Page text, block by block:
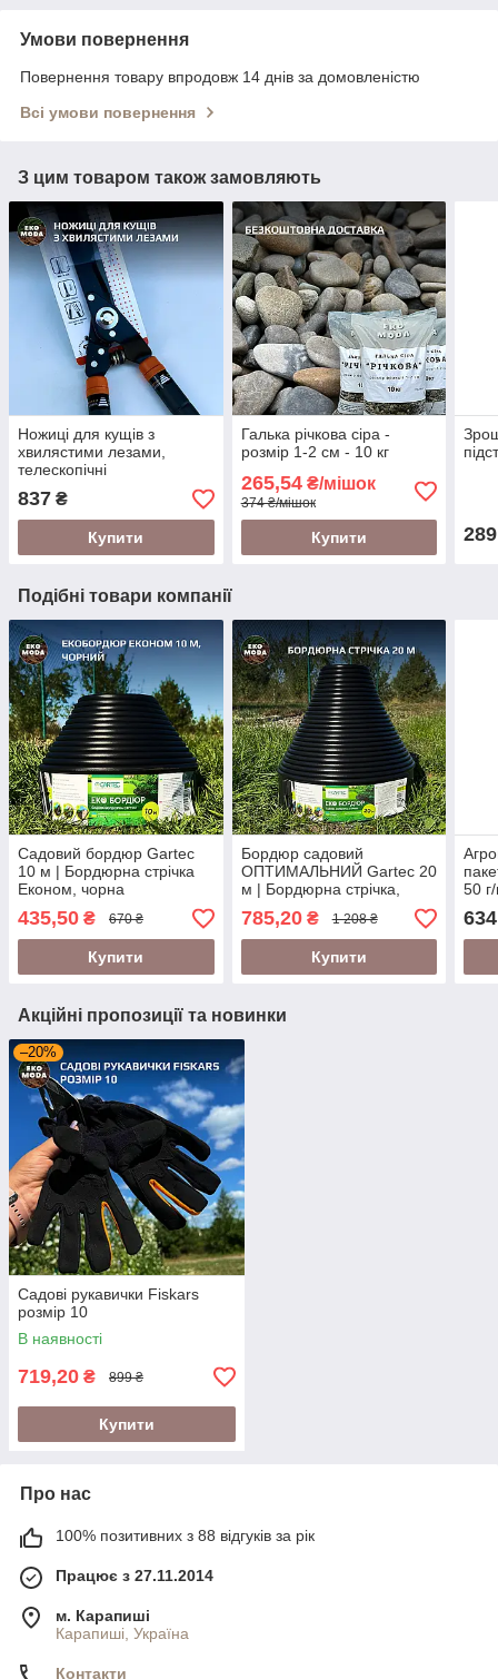
Умови повернення
Повернення товару впродовж 14 днів за домовленістю
Всі умови повернення
З цим товаром також замовляють
Ножиці для кущів з
хвилястими лезами,
телескопічні
837 ₴
Купити
Галька річкова сіра -
розмір 1-2 см - 10 кг
265,54₴/мішок
374 ₴/мішок
Купити 289
Подібні товари компанії
Садовий бордюр Gartec
10 м | Бордюрна стрічка
Економ, чорна
435,50 ₴ 670 ₴
Купити
Бордюр садовий
ОПТИМАЛЬНИЙ Gartec 20
м | Бордюрна стрічка,
785,20₴ 1 208 ₴
Купити
50
634
Акційні пропозиції та новинки
–20%
Садові рукавички Fiskars
розмір 10
В наявності
719,20 ₴ 899 ₴
Купити
Про нас
100% позитивних з 88 відгуків за рік
Працює з 27.11.2014
м. Карапиші
Карапиші, Україна
Контакти